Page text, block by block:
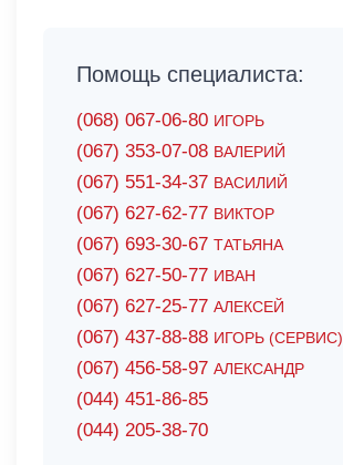
Помощь специалиста:
(068) 067-06-80 ИГОРЬ
(067) 353-07-08 ВАЛЕРИЙ
(067) 551-34-37 ВАСИЛИЙ
(067) 627-62-77 ВИКТОР
(067) 693-30-67 ТАТЬЯНА
(067) 627-50-77 ИВАН
(067) 627-25-77 АЛЕКСЕЙ
(067) 437-88-88 ИГОРЬ (СЕРВИС)
(067) 456-58-97 АЛЕКСАНДР
(044) 451-86-85
(044) 205-38-70